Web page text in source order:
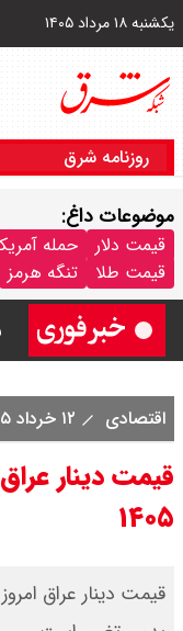
یکشنبه ۱۸ مرداد ۱۴۰۵
روزنامه شرق
موضوعات داغ:
قیمت دلار حمله
قیمت طلا
تنگه هرمز
اقتصادی ۱۲ خرداد ۱۴۰۵
۱۴۰۵